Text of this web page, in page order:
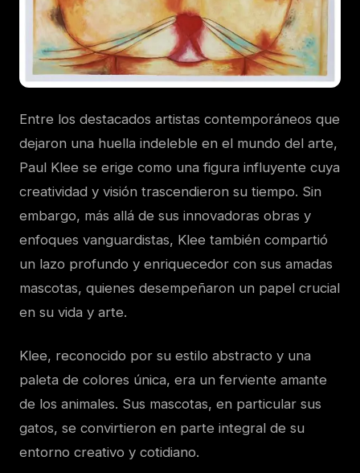
Entre los destacados artistas contemporáneos que
dejaron una huella indeleble en el mundo del arte,
Paul Klee se erige como una figura influyente cuya
creatividad y visión trascendieron su tiempo. Sin
embargo, más allá de sus innovadoras obras y
enfoques vanguardistas, Klee también compartió
un lazo profundo y enriquecedor con sus amadas
mascotas, quienes desempeñaron un papel crucial
en su vida y arte.
Klee, reconocido por su estilo abstracto y una
paleta de colores única, era un ferviente amante
de los animales. Sus mascotas, en particular sus
gatos, se convirtieron en parte integral de su
entorno creativo y cotidiano.